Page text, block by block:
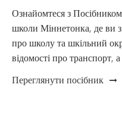
Ознайомтеся з Посібником
школи Міннетонка, де ви
про школу та шкільний
відомості про транспорт,
Переглянути посібник